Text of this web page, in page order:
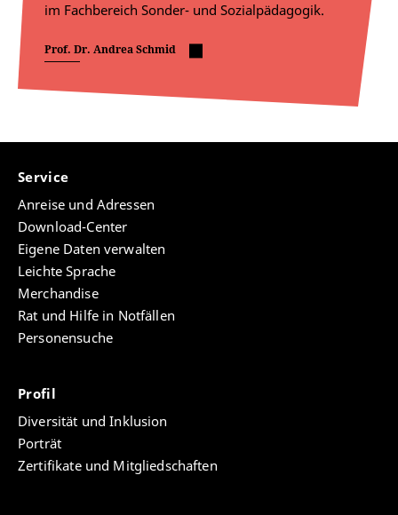
im Fachbereich Sonder- und Sozialpädagogik.
Prof. Dr. Andrea Schmid
Service
Anreise und Adressen
Download-Center
Eigene Daten verwalten
Leichte Sprache
Merchandise
Rat und Hilfe in Notfällen
Personensuche
Profil
Diversität und Inklusion
Porträt
Zertifikate und Mitgliedschaften